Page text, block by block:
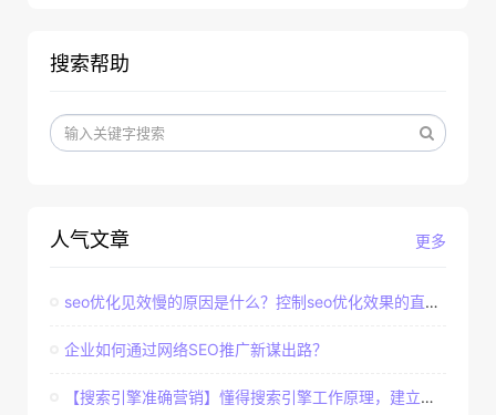
搜索帮助
更多
人气文章
seo优化见效慢的原因是什么？控制seo优化效果的直接因素
企业如何通过网络SEO推广新谋出路？
【搜索引擎准确营销】懂得搜索引擎工作原理，建立准确客户群体